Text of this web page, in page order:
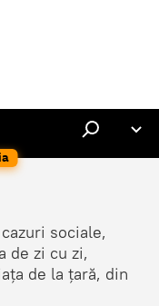
sociale,
de zi cu zi,
de la țară, din